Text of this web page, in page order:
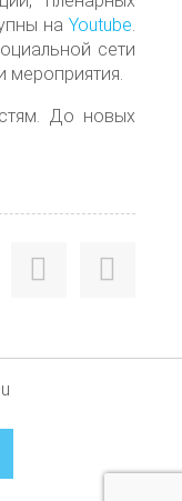
на Youtube.
сети
До новых